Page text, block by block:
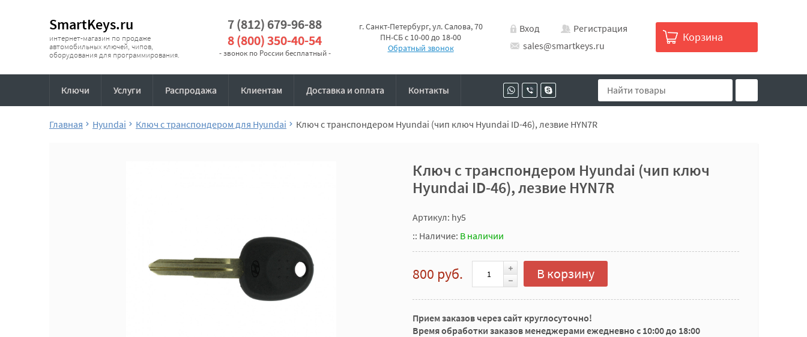
SmartKeys.ru
интернет-магазин по продаже
автомобильных ключей, чипов,
оборудования для программирования.
7 (812) 679-96-88
8 (800) 350-40-54
- звонок по России бесплатный -
г. Санкт-Петербург, ул. Салова, 70
ПН-СБ с 10-00 до 18-00
Обратный звонок
Вход
Регистрация
sales@smartkeys.ru
Корзина
Ключи Услуги Распродажа Клиентам Доставка и оплата Контакты
Главная Hyundai Ключ с транспондером для Hyundai Ключ с транспондером Hyundai (чип ключ Hyundai ID-46), лезвие HYN7R
Ключ с транспондером Hyundai (чип ключ
Hyundai ID-46), лезвие HYN7R
Артикул: hy5
:: Наличие: В наличии
800 руб. В корзину
Прием заказов через сайт круглосуточно!
Время обработки заказов менеджерами ежедневно с 10:00 до 18:00